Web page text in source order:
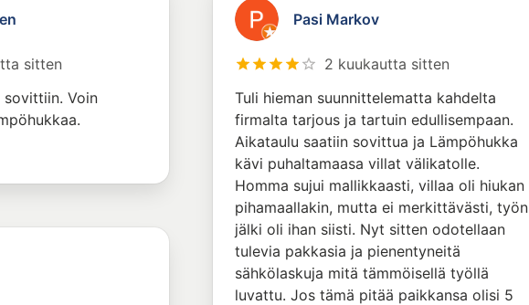
sitten
sovittiin. Voin
Pasi Markov
2 kuukautta sitten
Tuli hieman suunnittelematta kahdelta
firmalta tarjous ja tartuin edullisempaan.
Aikataulu saatiin sovittua ja Lämpöhukka
kävi puhaltamaasa villat välikatolle.
Homma sujui mallikkaasti, villaa oli hiukan
pihamaallakin, mutta ei merkittävästi, työn
jälki oli ihan siisti. Nyt sitten odotellaan
tulevia pakkasia ja pienentyneitä
sähkölaskuja mitä tämmöisellä työllä
luvattu. Jos tämä pitää paikkansa olisi 5